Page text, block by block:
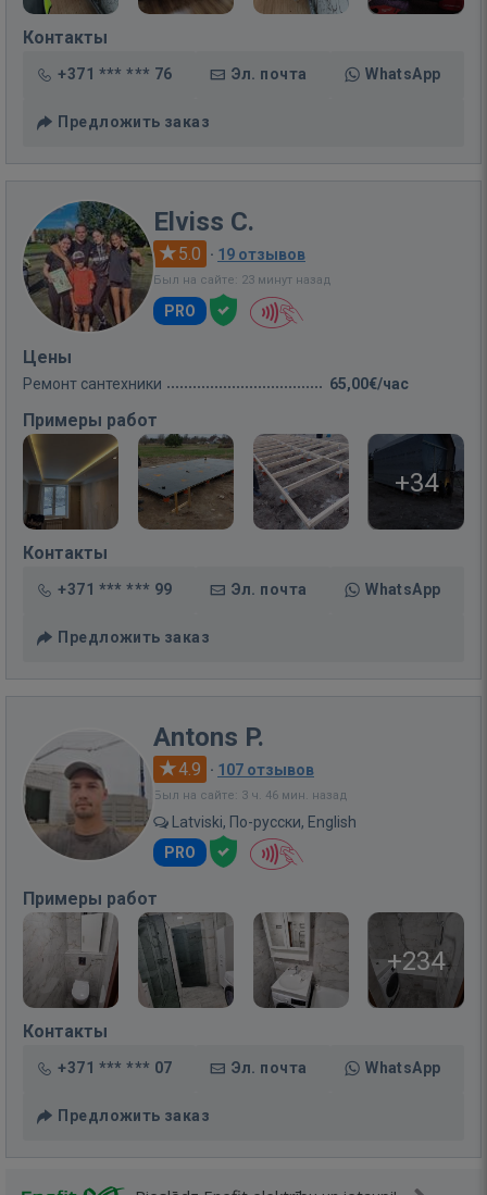
Контакты
+371 *** *** 76 Эл. почта WhatsApp
Предложить заказ
Elviss C.
5.0 · 19 отзывов
Был на сайте: 23 минут назад
PRO
Цены
Ремонт сантехники 65,00€/час
Примеры работ
+34
Контакты
+371 *** *** 99 Эл. почта WhatsApp
Предложить заказ
Antons P.
4.9 · 107 отзывов
Был на сайте: 3 ч. 46 мин. назад
Latviski, По-русски, English
PRO
Примеры работ
+234
Контакты
+371 *** *** 07 Эл. почта WhatsApp
Предложить заказ